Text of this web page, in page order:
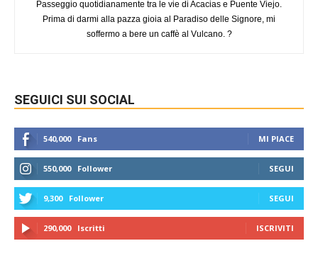
Passeggio quotidianamente tra le vie di Acacias e Puente Viejo.
Prima di darmi alla pazza gioia al Paradiso delle Signore, mi
soffermo a bere un caffè al Vulcano. ?
SEGUICI SUI SOCIAL
540,000 Fans MI PIACE
550,000 Follower SEGUI
9,300 Follower SEGUI
290,000 Iscritti ISCRIVITI